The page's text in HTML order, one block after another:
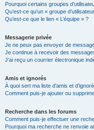
Pourquoi certains groupes
Qu’est-ce qu’un « groupe
Qu’est-ce que le lien « L’équipe » ?
Messagerie privée
Je ne peux pas envoyer de
Je continue à recevoir des
J’ai reçu un courrier électronique
Amis et ignorés
À quoi sert ma liste d’amis et
Comment puis-je ajouter ou
Recherche dans les forums
Comment puis-je effectuer une
Pourquoi ma recherche ne renvoie